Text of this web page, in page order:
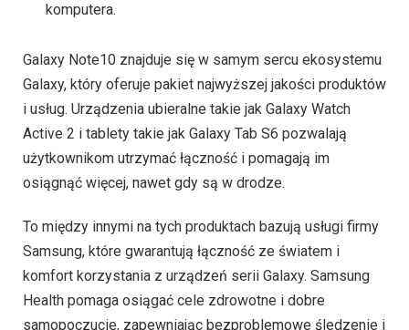
komputera.
Galaxy Note10 znajduje się w samym sercu ekosystemu
Galaxy, który oferuje pakiet najwyższej jakości produktów
i usług. Urządzenia ubieralne takie jak Galaxy Watch
Active 2 i tablety takie jak Galaxy Tab S6 pozwalają
użytkownikom utrzymać łączność i pomagają im
osiągnąć więcej, nawet gdy są w drodze.
To między innymi na tych produktach bazują usługi firmy
Samsung, które gwarantują łączność ze światem i
komfort korzystania z urządzeń serii Galaxy. Samsung
Health pomaga osiągać cele zdrowotne i dobre
samopoczucie, zapewniając bezproblemowe śledzenie i